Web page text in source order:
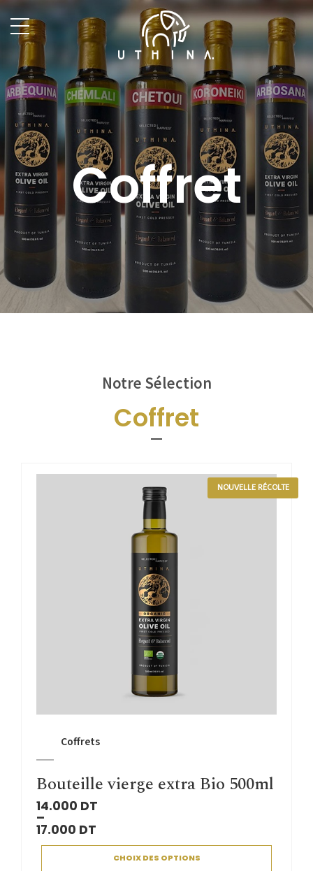
Coffret
Notre Sélection
Coffret
NOUVELLE RÉCOLTE
Coffrets
Bouteille vierge extra Bio 500ml
14.000 DT
–
17.000 DT
CHOIX DES OPTIONS